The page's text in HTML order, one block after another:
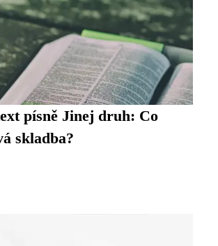
písně Jinej druh: Co
skladba?